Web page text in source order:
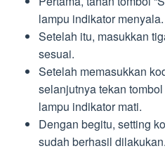
lampu indikator menyala.
Setelah itu, masukkan
sesuai.
Setelah memasukkan
selanjutnya tekan
lampu indikator mati.
Dengan begitu, setting
sudah berhasil dilakukan.